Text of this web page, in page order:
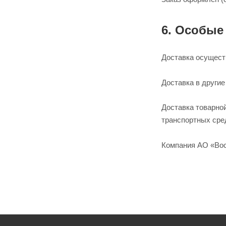
6. Особые
Доставка
Доставка в
Доставка
транспортных
Компания АО